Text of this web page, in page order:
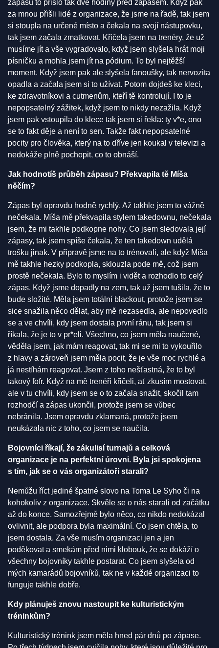
zápasu to přišlo tak dvě hodiny před zápasem. Když pak
za mnou přišli lidé z organizace, že jsme na řadě, tak jsem
si stoupla na určené místo a čekala na svojí nástupovku,
tak jsem začala zmatkovat. Křičela jsem na trenéry, že už
musíme jít a vše vygradovalo, když jsem slyšela hrát moji
písničku a mohla jsem jít na pódium. To byl nejtěžší
moment. Když jsem pak ale slyšela fanoušky, tak nervozita
opadla a začala jsem si to užívat. Potom dojdeš ke kleci,
ke zdravotníkovi a cutmenům, kteří tě kontrolují. I to je
nepopsatelný zážitek, když jsem to nikdy nezažila. Když
jsem pak vstoupila do klece tak jsem si řekla: ty v*e, ono
se to fakt děje a není to sen. Takže fakt nepopsatelné
pocity pro člověka, který na to dříve jen koukal v televizi a
nedokáže plně pochopit, co to obnáší.
Jak hodnotíš průběh zápasu? Překvapila tě Míša
něčím?
Zápas byl opravdu hodně rychlý. Až takhle jsem to vážně
nečekala. Míša mě překvapila stylem takedownu, nečekala
jsem, že mi takhle podkopne nohy. Co jsem sledovala její
zápasy, tak jsem spíše čekala, že ten takedown udělá
trošku jinak. V přípravě jsme na to trénovali, ale když Míša
mě takhle hezky podkopla, sklouzla pode mě, což jsem
prostě nečekala. Bylo to myslím i vidět a rozhodlo to celý
zápas. Když jsme dopadly na zem, tak už jsem tušila, že to
bude složité. Měla jsem totální blackout, protože jsem se
sice snažila něco dělat, aby mě nezasedla, ale nepovedlo
se a ve chvíli, kdy jsem dostala první ránu, tak jsem si
říkala, že je to v pr*eli. Všechno, co jsem měla naučené,
věděla jsem, jak mám reagovat, tak mi se mi to vykouřilo
z hlavy a zároveň jsem měla pocit, že je vše moc rychlé a
já nestíhám reagovat. Jsem z toho nešťastná, že to byl
takový fofr. Když na mě trenéři křičeli, ať zkusím mostovat,
ale v tu chvíli, kdy jsem se o to začala snažit, skočil tam
rozhodčí a zápas ukončil, protože jsem se vůbec
nebránila. Jsem opravdu zklamaná, protože jsem
neukázala nic z toho, co jsem se naučila.
Bojovníci říkají, že zákulisí turnajů a celková
organizace je na perfektní úrovni. Byla jsi spokojena
s tím, jak se o vás organizátoři starali?
Nemůžu říct jediné špatné slovo na Toma Le Syho či na
kohokoliv z organizace. Skvěle se o nás starali od začátku
až do konce. Samozřejmě bylo něco, co nikdo nedokázal
ovlivnit, ale podpora byla maximální. Co jsem chtěla, to
jsem dostala. Za vše musím organizaci jen a jen
poděkovat a smekám před nimi klobouk, že se dokáží o
všechny bojovníky takhle postarat. Co jsem slyšela od
mých kamarádů bojovníků, tak ne v každé organizaci to
funguje takhle dobře.
Kdy plánuješ znovu nastoupit ke kulturistickým
tréninkům?
Kulturistický trénink jsem měla hned pár dnů po zápase.